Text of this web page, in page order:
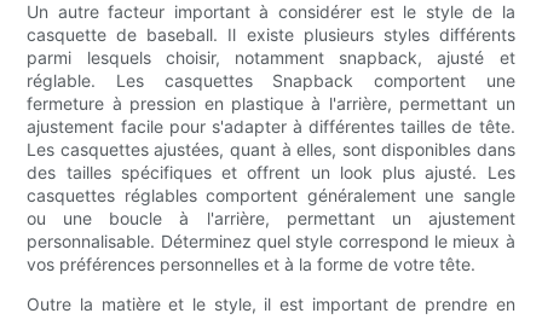
Un autre facteur important à considérer est le style de la
casquette de baseball. Il existe plusieurs styles différents
parmi lesquels choisir, notamment snapback, ajusté et
réglable. Les casquettes Snapback comportent une
fermeture à pression en plastique à l'arrière, permettant un
ajustement facile pour s'adapter à différentes tailles de tête.
Les casquettes ajustées, quant à elles, sont disponibles dans
des tailles spécifiques et offrent un look plus ajusté. Les
casquettes réglables comportent généralement une sangle
ou une boucle à l'arrière, permettant un ajustement
personnalisable. Déterminez quel style correspond le mieux à
vos préférences personnelles et à la forme de votre tête.
Outre la matière et le style, il est important de prendre en